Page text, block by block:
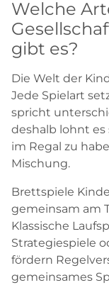
Welche
gibt es?
Die Welt der
Jede Spielart
spricht
deshalb lohnt es
im Regal zu
Mischung.
Brettspiele
gemeinsam am
Klassische
Strategiespiele
fördern
gemeinsames